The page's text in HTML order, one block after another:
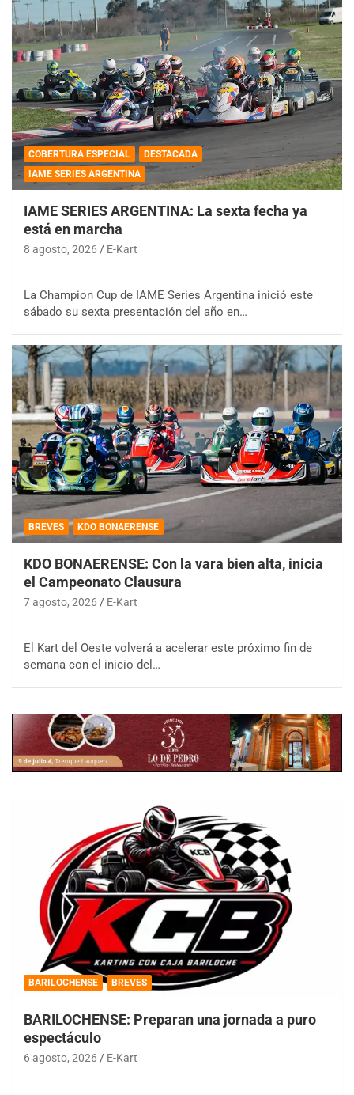
COBERTURA ESPECIAL
DESTACADA
IAME SERIES ARGENTINA
IAME SERIES ARGENTINA: La sexta fecha ya
está en marcha
8 agosto, 2026 E-Kart
La Champion Cup de IAME Series Argentina inició este
sábado su sexta presentación del año en…
BREVES KDO BONAERENSE
KDO BONAERENSE: Con la vara bien alta, inicia
el Campeonato Clausura
7 agosto, 2026 E-Kart
El Kart del Oeste volverá a acelerar este próximo fin de
semana con el inicio del…
BARILOCHENSE BREVES
BARILOCHENSE: Preparan una jornada a puro
espectáculo
6 agosto, 2026 E-Kart